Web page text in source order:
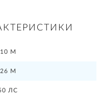
М
М
ЛС